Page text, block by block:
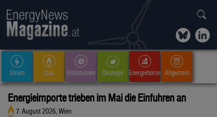
Strom Gas Emissionen Ökologie Energiebörse Allgemein
Energieimporte trieben im Mai die Einfuhren an
7. August 2026, Wien